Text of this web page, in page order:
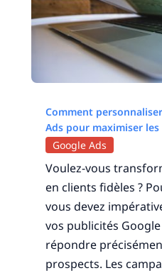
Comment
Ads pour maximiser
Google Ads
Voulez-vous
en clients fidèles ?
vous devez
vos publicités
répondre
prospects. Les